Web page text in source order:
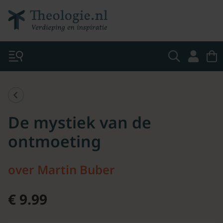
De mystiek van de
ontmoeting
over Martin Buber
€ 9.99